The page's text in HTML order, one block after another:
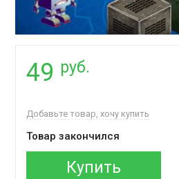
49 руб.
Добавьте товар, хочу купить
Товар закончился
Купить